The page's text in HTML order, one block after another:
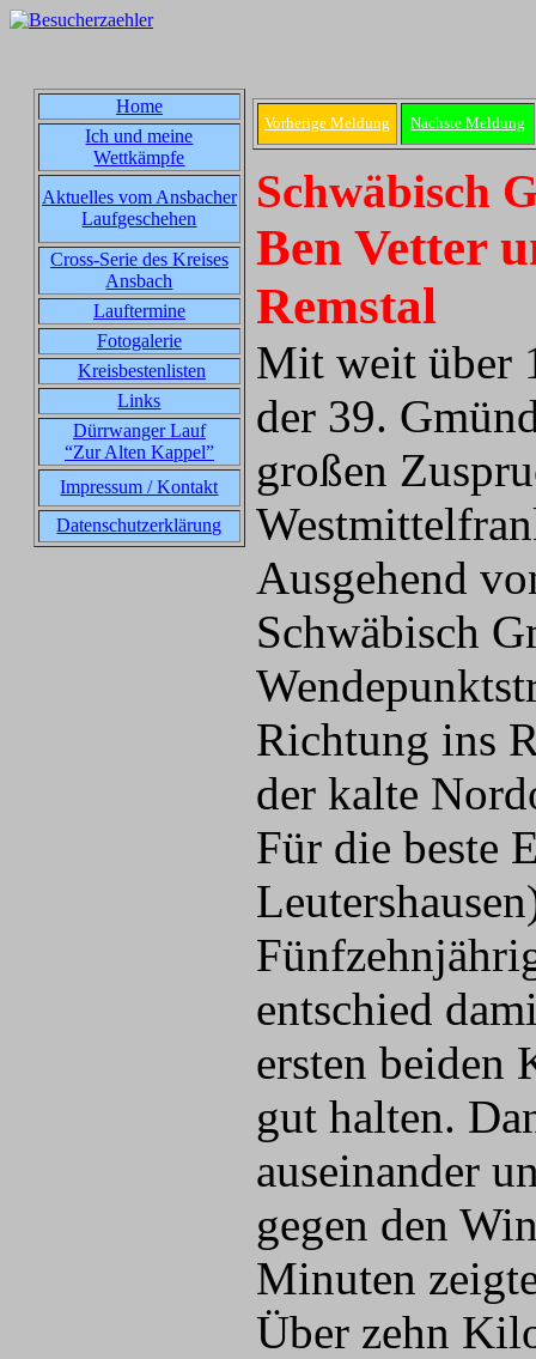
Home
Ich und meine
Wettkämpfe
Aktuelles vom Ansbacher
Laufgeschehen
Cross-Serie des Kreises
Ansbach
Lauftermine
Fotogalerie
Kreisbestenlisten
Links
Dürrwanger Lauf
“Zur Alten Kappel”
Impressum / Kontakt
Datenschutzerklärung
Vorherige Meldung Nächste Meldung
Schwäbisch
Ben Vetter
Remstal
Mit weit über
der 39.
großen
Ausgehend
Schwäbisch
Richtung ins
der kalte
Für die beste
entschied
ersten beiden
gut halten.
auseinander
gegen den
Minuten
Über zehn